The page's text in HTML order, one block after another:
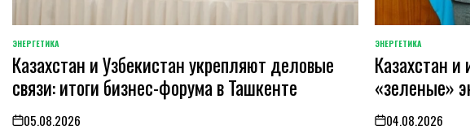
POSTED
IN
ЭНЕРГЕТИКА
Казахстан и Узбекистан укрепляют деловые
связи: итоги бизнес-форума в Ташкенте
on05.08.2026
POSTED
IN
ЭНЕРГЕТИКА
Казахстан и
«зеленые»
on04.08.2026